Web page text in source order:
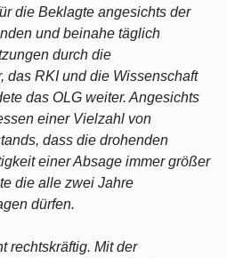
die Beklagte angesichts der
und beinahe täglich
durch die
das RKI und die Wissenschaft
das OLG weiter. Angesichts
einer Vielzahl von
dass die drohenden
einer Absage immer größer
die alle zwei Jahre
dürfen.
rechtskräftig. Mit der